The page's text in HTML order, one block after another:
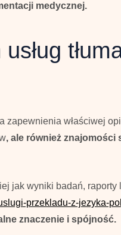
medycznej.
właściwej
, ale również znajomości
jak wyniki badań,
przekladu-z-jezyka-
znaczenie i spójność.